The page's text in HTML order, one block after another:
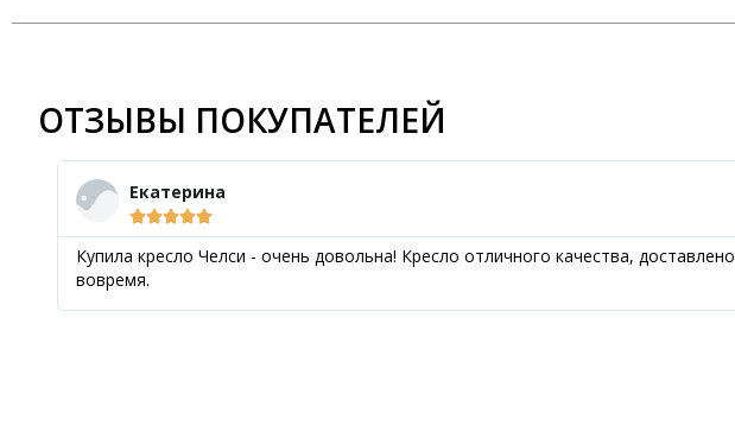
ОТЗЫВЫ ПОКУПАТЕЛЕЙ
Екатерина

Купила кресло Челси - очень довольна! Кресло отличного качества, доставлено
вовремя.